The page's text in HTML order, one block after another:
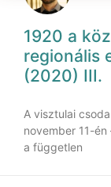
1920 a
regionális
(2020) III.
A visztulai
november 11-
a független